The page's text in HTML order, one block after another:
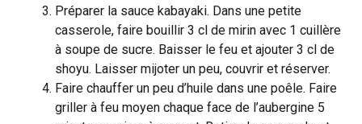
Préparer la sauce kabayaki. Dans une petite
casserole, faire bouillir 3 cl de mirin avec 1 cuillère
à soupe de sucre. Baisser le feu et ajouter 3 cl de
shoyu. Laisser mijoter un peu, couvrir et réserver.
Faire chauffer un peu d’huile dans une poêle. Faire
griller à feu moyen chaque face de l’aubergine 5